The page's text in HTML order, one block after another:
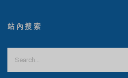
站內搜索